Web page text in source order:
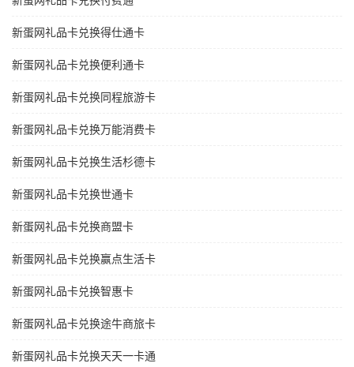
新蛋网礼品卡兑换得仕通卡
新蛋网礼品卡兑换便利通卡
新蛋网礼品卡兑换同程旅游卡
新蛋网礼品卡兑换万能消费卡
新蛋网礼品卡兑换生活杉德卡
新蛋网礼品卡兑换世通卡
新蛋网礼品卡兑换商盟卡
新蛋网礼品卡兑换赢点生活卡
新蛋网礼品卡兑换智惠卡
新蛋网礼品卡兑换途牛商旅卡
新蛋网礼品卡兑换天天一卡通